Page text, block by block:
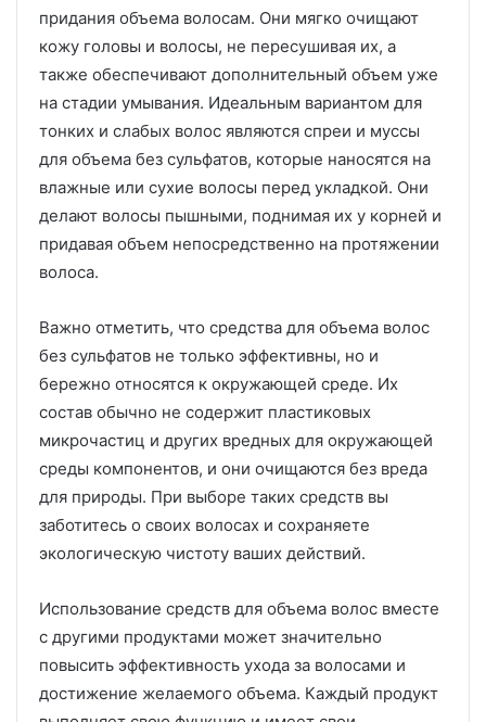
придания объема волосам. Они мягко очищают
кожу головы и волосы, не пересушивая их, а
также обеспечивают дополнительный объем уже
на стадии умывания. Идеальным вариантом для
тонких и слабых волос являются спреи и муссы
для объема без сульфатов, которые наносятся на
влажные или сухие волосы перед укладкой. Они
делают волосы пышными, поднимая их у корней и
придавая объем непосредственно на протяжении
волоса.
Важно отметить, что средства для объема волос
без сульфатов не только эффективны, но и
бережно относятся к окружающей среде. Их
состав обычно не содержит пластиковых
микрочастиц и других вредных для окружающей
среды компонентов, и они очищаются без вреда
для природы. При выборе таких средств вы
заботитесь о своих волосах и сохраняете
экологическую чистоту ваших действий.
Использование средств для объема волос вместе
с другими продуктами может значительно
повысить эффективность ухода за волосами и
достижение желаемого объема. Каждый продукт